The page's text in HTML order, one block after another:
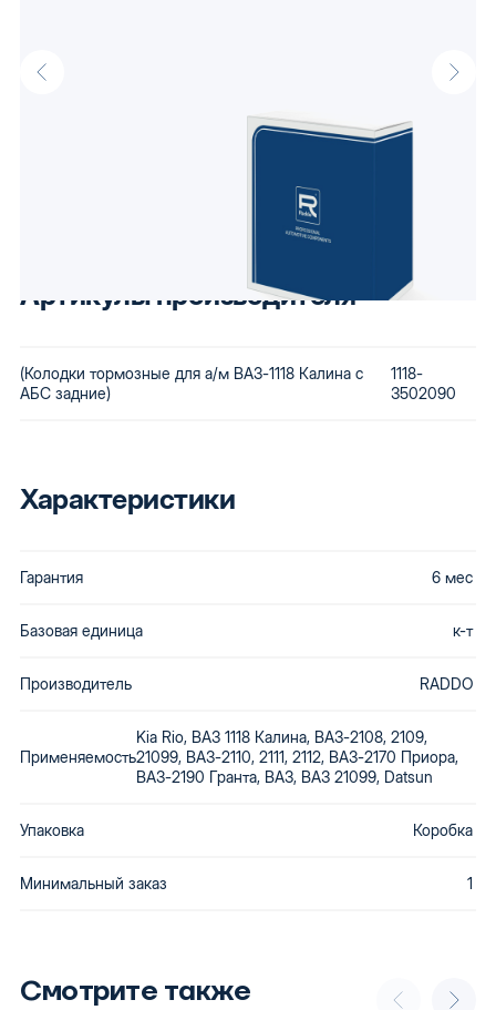
Колодки тормозные для а/м ВАЗ-1118 Калина с АБС задние от
автокомпонентами. Низкая стоимость сохраняется за счет
использования бюджетного сырья и вторичной переработки
Артикулы производителя
(Колодки тормозные для а/м ВАЗ-1118 Калина с
АБС задние)
1118-
3502090
Характеристики
Гарантия 6 мес
Базовая единица к-т
Производитель RADDO
Применяемость
Kia Rio, ВАЗ 1118 Калина, ВАЗ-2108, 2109,
21099, ВАЗ-2110, 2111, 2112, ВАЗ-2170 Приора,
ВАЗ-2190 Гранта, ВАЗ, ВАЗ 21099, Datsun
Упаковка Коробка
Минимальный заказ 1
Смотрите также